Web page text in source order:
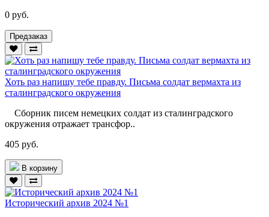
0 руб.
Предзаказ
Хоть раз напишу тебе правду. Письма солдат вермахта из
сталинградского окружения
Сборник писем немецких солдат из сталинградского
окружения отражает трансфор..
405 руб.
В корзину
Исторический архив 2024 №1